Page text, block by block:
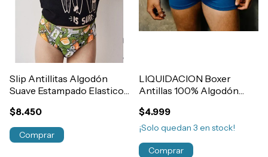
Slip Antillitas Algodón
Suave Estampado Elastico
$8.450
Comprar
LIQUIDACION Boxer
Antillas 100% Algodón
Art.850
$4.999
¡Solo quedan 3 en stock!
Comprar